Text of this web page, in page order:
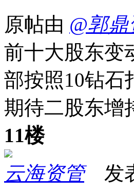
原帖由 @郭鼎
前十大股东变
部按照10钻石
期待二股东增
11楼
云海资管发表